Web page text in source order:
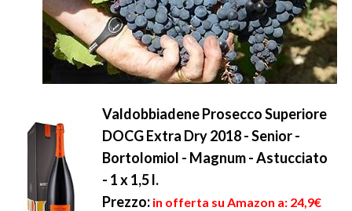
Valdobbiadene Prosecco Superiore
DOCG Extra Dry 2018 - Senior -
Bortolomiol - Magnum - Astucciato
- 1 x 1,5 l.
Prezzo: in offerta su Amazon a: 24,9€